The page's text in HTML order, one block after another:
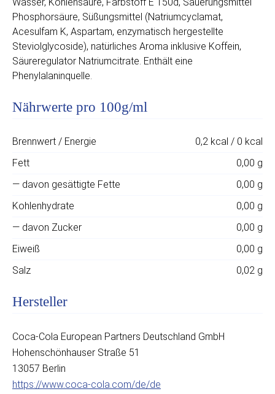
Phosphorsäure, Süßungsmittel (Natriumcyclamat,
Acesulfam K, Aspartam, enzymatisch hergestellte
Steviolglycoside), natürliches Aroma inklusive Koffein,
Säureregulator Natriumcitrate. Enthält eine
Phenylalaninquelle.
Nährwerte pro 100g/ml
Brennwert / Energie
0,2 kcal / 0 kcal
Fett
0,00 g
— davon gesättigte Fette
0,00 g
Kohlenhydrate
0,00 g
— davon Zucker
0,00 g
Eiweiß
0,00 g
Salz
0,02 g
Hersteller
Coca-Cola European Partners Deutschland GmbH
Hohenschönhauser Straße 51
13057 Berlin
https://www.coca-cola.com/de/de